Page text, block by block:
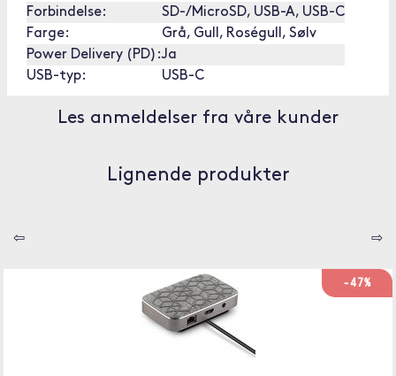
Forbindelse:
SD-/MicroSD, USB-A, USB-C
Farge:
Grå, Gull, Roségull, Sølv
Power Delivery (PD):Ja
USB-typ:
USB-C
Les anmeldelser fra våre kunder
Lignende produkter
⇦ ⇨
-47%